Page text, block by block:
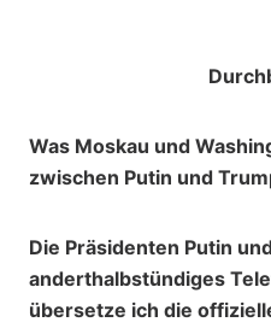
Was Moskau und
zwischen Putin und
Die Präsidenten Putin
anderthalbstündiges
übersetze ich die